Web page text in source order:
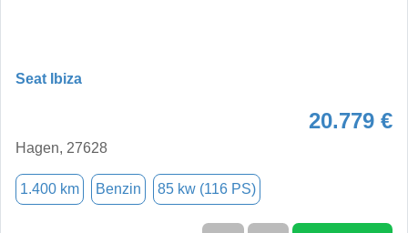
Seat Ibiza
20.779 €
Hagen, 27628
1.400 km Benzin 85 kw (116 PS)